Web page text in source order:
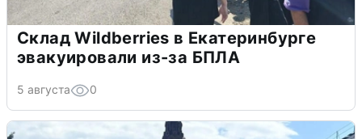
Склад Wildberries в Екатеринбурге
эвакуировали из-за БПЛА
5 августа 0